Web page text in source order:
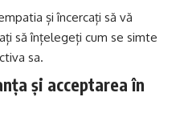
și încercați să vă
să înțelegeți cum se simte
sa.
și acceptarea în